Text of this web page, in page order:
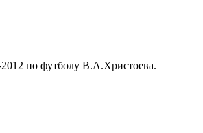
2012 по футболу В.А.Христоева.